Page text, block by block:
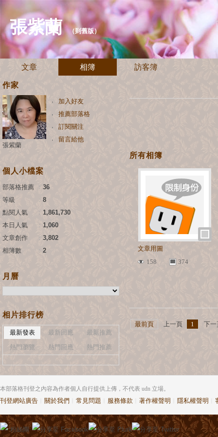
張紫蘭（到舊版）
文章 相簿 訪客簿
所有相簿
文章用圖
158
374
最前頁 上一頁 1 下
作家
加入好友
推薦部落格
訂閱關注
留言給他
張紫蘭
個人小檔案
部落格推薦 ： 36
等級
： 8
點閱人氣
： 1,861,730
本日人氣
： 1,060
文章創作
： 3,802
相簿數
： 2
月曆
相片排行榜
最新發表 最新回應
最新推薦
熱門瀏覽
熱門回應 熱門推薦
本部落格刊登之內容為作者個人自行提供上傳，不代表 udn 立場。
刊登網站廣告 關於我們 常見問題 服務條款 著作權聲明 隱私權聲明
粉絲團